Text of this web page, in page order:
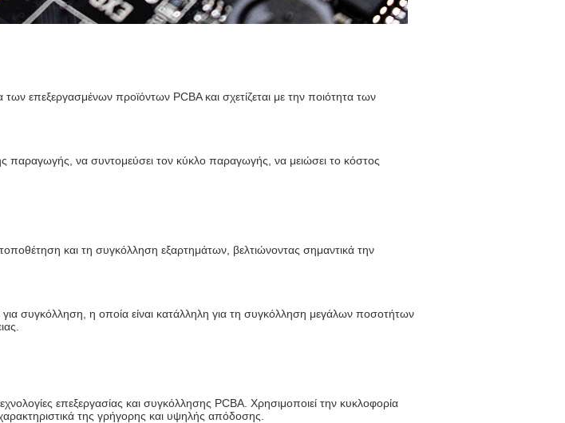
επεξεργασμένων προϊόντων PCBA και σχετίζεται με την ποιότητα των
παραγωγής, να συντομεύσει τον κύκλο παραγωγής, να μειώσει το κόστος
και τη συγκόλληση εξαρτημάτων, βελτιώνοντας σημαντικά την
συγκόλληση, η οποία είναι κατάλληλη για τη συγκόλληση μεγάλων ποσοτήτων
επεξεργασίας και συγκόλλησης PCBA. Χρησιμοποιεί την κυκλοφορία
της γρήγορης και υψηλής απόδοσης.